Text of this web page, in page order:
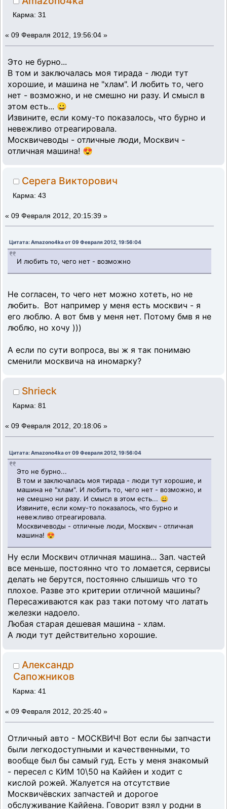
Карма: 31
« 09 Февраля 2012, 19:56:04 »
Это не бурно...
В том и заключалась моя тирада - люди тут
хорошие, и машина не "хлам". И любить то, чего
нет - возможно, и не смешно ни разу. И смысл в
этом есть... 😀
Извините, если кому-то показалось, что бурно и
невежливо отреагировала.
Москвичеводы - отличные люди, Москвич -
отличная машина! 😍
Серега Викторович
Карма: 43
« 09 Февраля 2012, 20:15:39 »
Цитата: Amazono4ka от 09 Февраля 2012, 19:56:04
И любить то, чего нет - возможно
Не согласен, то чего нет можно хотеть, но не
любить. Вот например у меня есть москвич - я
его люблю. А вот бмв у меня нет. Потому бмв я не
люблю, но хочу )))
А если по сути вопроса, вы ж я так понимаю
сменили москвича на иномарку?
Shrieck
Карма: 81
« 09 Февраля 2012, 20:18:06 »
Цитата: Amazono4ka от 09 Февраля 2012, 19:56:04
Это не бурно...
В том и заключалась моя тирада - люди тут хорошие, и
машина не "хлам". И любить то, чего нет - возможно, и
не смешно ни разу. И смысл в этом есть... 😀
Извините, если кому-то показалось, что бурно и
невежливо отреагировала.
Москвичеводы - отличные люди, Москвич - отличная
машина! 😍
Ну если Москвич отличная машина... Зап. частей
все меньше, постоянно что то ломается, сервисы
делать не берутся, постоянно слышишь что то
плохое. Разве это критерии отличной машины?
Пересаживаются как раз таки потому что латать
железки надоело.
Любая старая дешевая машина - хлам.
А люди тут действительно хорошие.
Александр
Сапожников
Карма: 41
« 09 Февраля 2012, 20:25:40 »
Отличный авто - МОСКВИЧ! Вот если бы запчасти
были легкодоступными и качественными, то
вообще был бы самый гуд. Есть у меня знакомый
- пересел с КИМ 10\50 на Каййен и ходит с
кислой рожей. Жалуется на отсутствие
Москвичёвских запчастей и дорогое
обслуживание Каййена. Говорит взял у родни в